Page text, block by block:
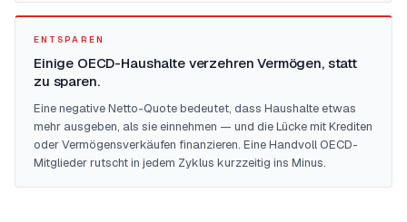
ENTSPAREN
Einige OECD-Haushalte verzehren Vermögen, statt
zu sparen.
Eine negative Netto-Quote bedeutet, dass Haushalte etwas
mehr ausgeben, als sie einnehmen — und die Lücke mit Krediten
oder Vermögensverkäufen finanzieren. Eine Handvoll OECD-
Mitglieder rutscht in jedem Zyklus kurzzeitig ins Minus.